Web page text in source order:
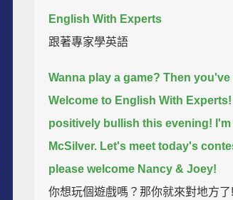
English With Experts
跟著專家學英語
Wanna play a game? Then you've
Welcome to English With Experts!
positively bullish this evening!
McSilver. Let's meet today's
please welcome Nancy & Joey!
你想玩個遊戲嗎？那你就來對地方